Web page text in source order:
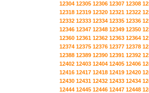
12304 12305 12306 12307 12308
12318 12319 12320 12321 12322
12332 12333 12334 12335 12336
12346 12347 12348 12349 12350
12360 12361 12362 12363 12364
12374 12375 12376 12377 12378
12388 12389 12390 12391 12392
12402 12403 12404 12405 12406
12416 12417 12418 12419 12420
12430 12431 12432 12433 12434
12444 12445 12446 12447 12448